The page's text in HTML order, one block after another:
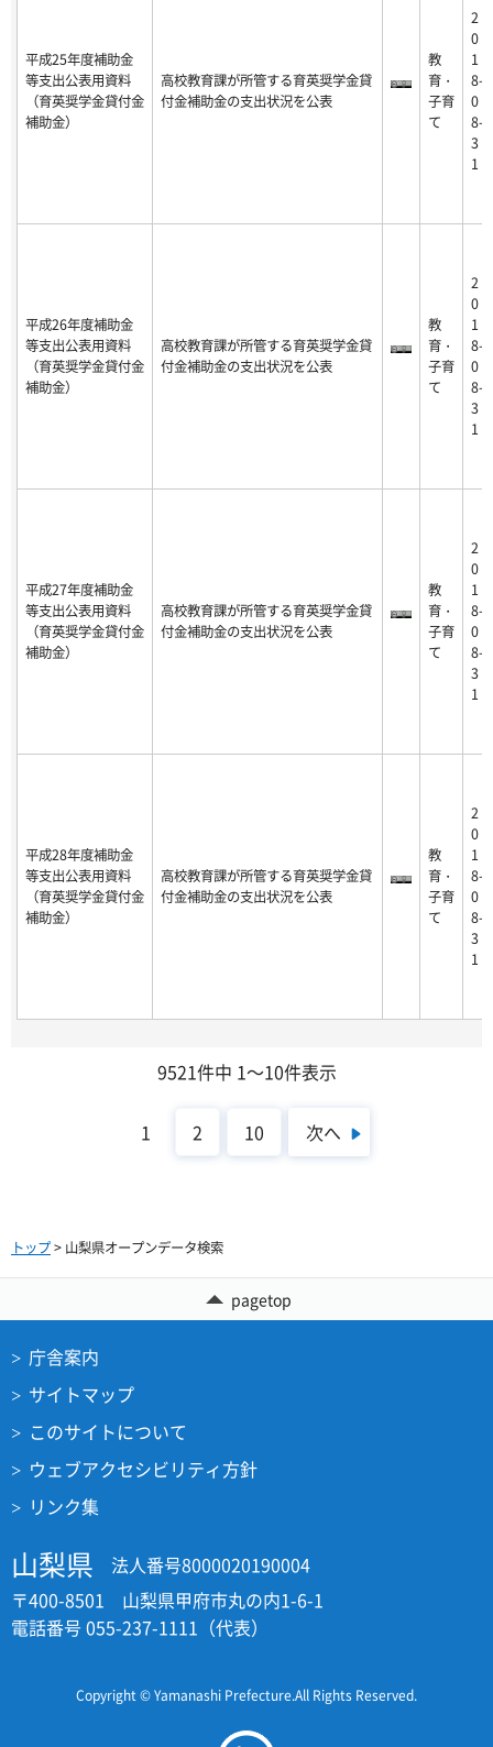
平成25年度補助金
等支出公表用資料
（育英奨学金貸付金
補助金）
高校教育課が所管する育英奨学金貸
付金補助金の支出状況を公表
教
育・
子育
て
2
0
1
8-
0
8-
3
1
平成26年度補助金
等支出公表用資料
（育英奨学金貸付金
補助金）
高校教育課が所管する育英奨学金貸
付金補助金の支出状況を公表
教
育・
子育
て
2
0
1
8-
0
8-
3
1
平成27年度補助金
等支出公表用資料
（育英奨学金貸付金
補助金）
高校教育課が所管する育英奨学金貸
付金補助金の支出状況を公表
教
育・
子育
て
2
0
1
8-
0
8-
3
1
平成28年度補助金
等支出公表用資料
（育英奨学金貸付金
補助金）
高校教育課が所管する育英奨学金貸
付金補助金の支出状況を公表
教
育・
子育
て
2
0
1
8-
0
8-
3
1
9521件中 1～10件表示
1 2 10 次へ
トップ> 山梨県オープンデータ検索
pagetop
庁舎案内
サイトマップ
このサイトについて
ウェブアクセシビリティ方針
リンク集
山梨県
法人番号8000020190004
〒400-8501 山梨県甲府市丸の内1-6-1
電話番号 055-237-1111（代表）
Copyright © Yamanashi Prefecture.All Rights Reserved.